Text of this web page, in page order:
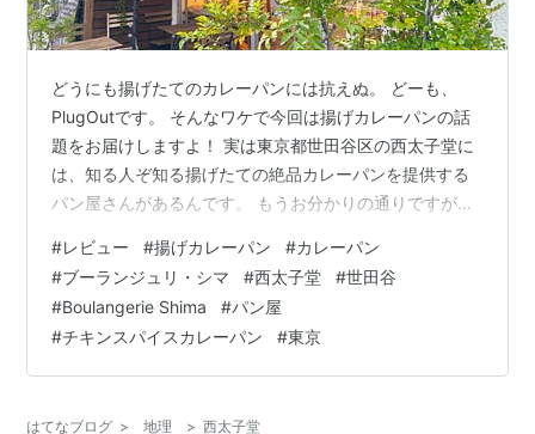
どうにも揚げたてのカレーパンには抗えぬ。 どーも、
PlugOutです。 そんなワケで今回は揚げカレーパンの話
題をお届けしますよ！ 実は東京都世田谷区の西太子堂に
は、知る人ぞ知る揚げたての絶品カレーパンを提供する
パン屋さんがあるんです。 もうお分かりの通りですが、
ちら！！！ 「Boulangerie Shima（ブーランジュリ・シ
マ）」 こちらはしまぱんの愛称で知られるパン屋さんで
す。 ちなみにブーランジュリとはフランス語でパン屋さ
んのことです。 さてこちらのお店では色々な種類のパン
が売られているのですが、先ほどご紹介した様に特にカ
#レビュー #揚げカレーパン #カレーパン
#ブーランジュリ・シマ #西太子堂 #世田谷
#Boulangerie Shima #パン屋
#チキンスパイスカレーパン #東京
はてなブログ > 地理 > 西太子堂